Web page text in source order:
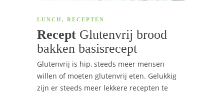
LUNCH, RECEPTEN
Recept Glutenvrij brood
bakken basisrecept
Glutenvrij is hip, steeds meer mensen
willen of moeten glutenvrij eten. Gelukkig
zijn er steeds meer lekkere recepten te